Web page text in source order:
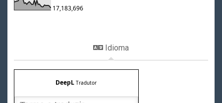
17,183,696
Idioma
DeepL Tradutor